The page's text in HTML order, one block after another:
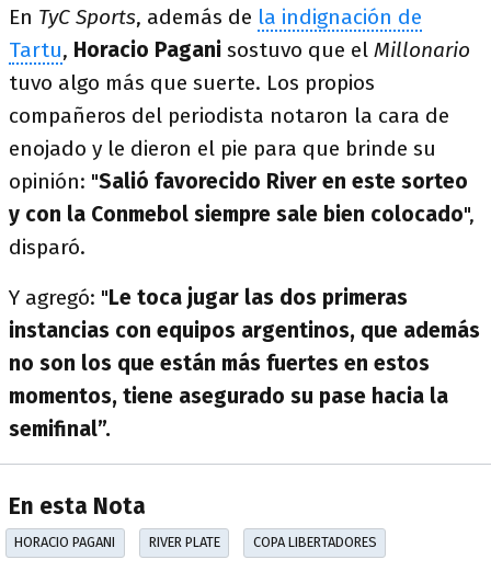
En TyC Sports, además de la indignación de
Tartu, Horacio Pagani sostuvo que el Millonario
tuvo algo más que suerte. Los propios
compañeros del periodista notaron la cara de
enojado y le dieron el pie para que brinde su
opinión: "Salió favorecido River en este sorteo
y con la Conmebol siempre sale bien colocado",
disparó.
Y agregó: "Le toca jugar las dos primeras
instancias con equipos argentinos, que además
no son los que están más fuertes en estos
momentos, tiene asegurado su pase hacia la
semifinal”.
En esta Nota
HORACIO PAGANI RIVER PLATE COPA LIBERTADORES